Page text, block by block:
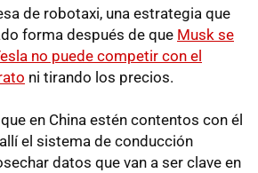
de robotaxi, una estrategia que
forma después de que Musk se
no puede competir con el
ni tirando los precios.
en China estén contentos con él
el sistema de conducción
datos que van a ser clave en